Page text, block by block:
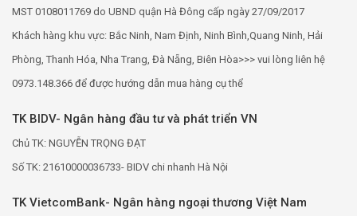
MST 0108011769 do UBND quận Hà Đông cấp ngày 27/09/2017
Khách hàng khu vực: Bắc Ninh, Nam Định, Ninh Bình,Quang Ninh, Hải
Phòng, Thanh Hóa, Nha Trang, Đà Nẵng, Biên Hòa>>> vui lòng liên hệ
0973.148.366 để được hướng dẫn mua hàng cụ thể
TK BIDV- Ngân hàng đầu tư và phát triển VN
Chủ TK: NGUYỄN TRỌNG ĐẠT
Số TK: 21610000036733- BIDV chi nhanh Hà Nội
TK VietcomBank- Ngân hàng ngoại thương Việt Nam